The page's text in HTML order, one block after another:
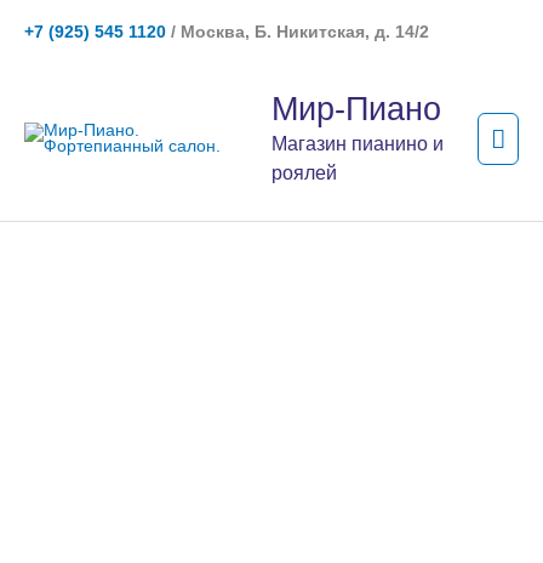
+7 (925) 545 1120 / Москва, Б. Никитская, д. 14/2
Мир-Пиано
Магазин пианино и
роялей